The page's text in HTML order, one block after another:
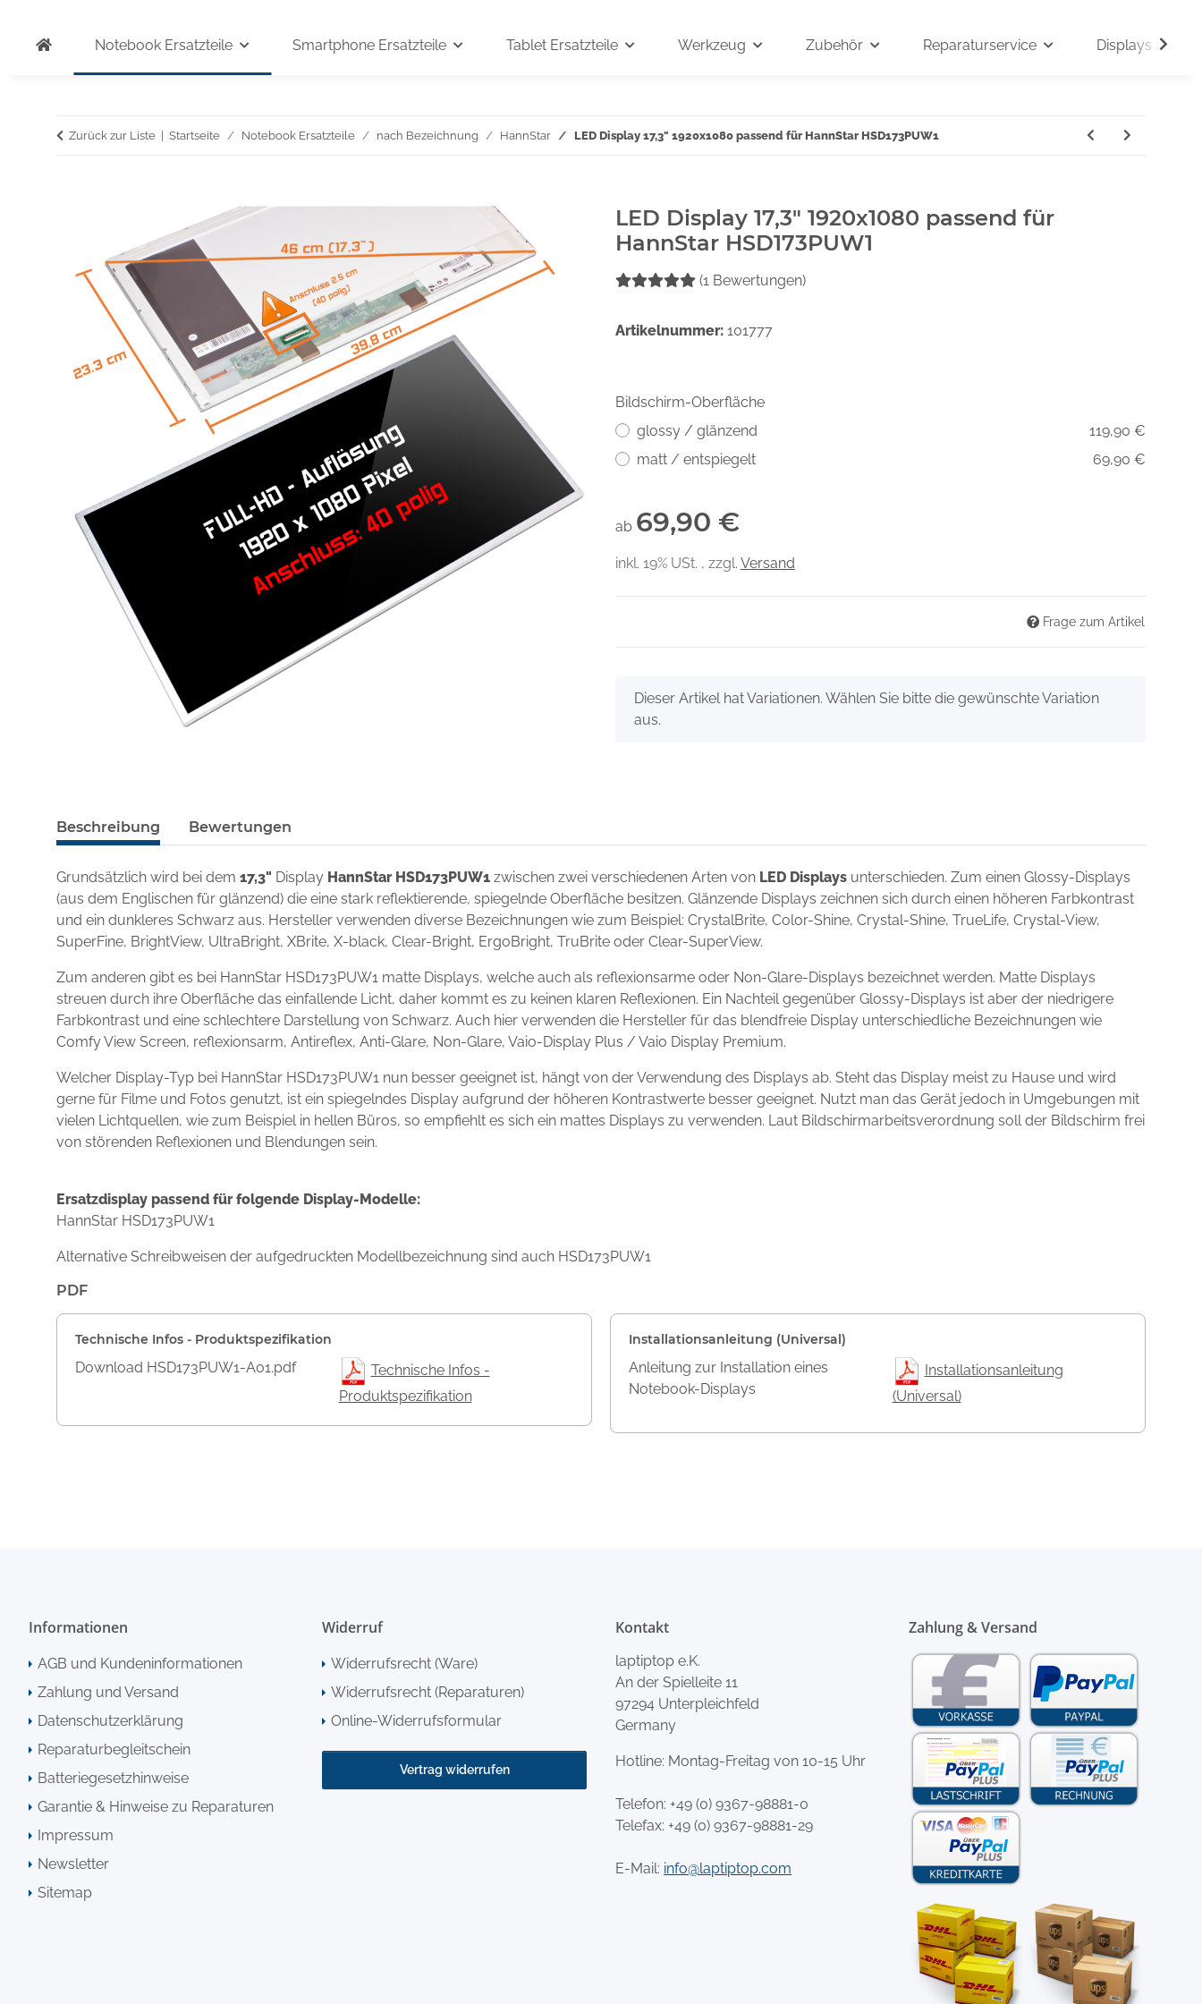
Notebook Ersatzteile Smartphone Ersatzteile Tablet Ersatzteile Werkzeug Zubehör Reparaturservice Displays auf
Zurück zur Liste Startseite Notebook Ersatzteile nach Bezeichnung HannStar LED Display 17,3" 1920x1080 passend für HannStar HSD173PUW1
LED Display 17,3" 1920x1080 passend für
HannStar HSD173PUW1
(1 Bewertungen)
Artikelnummer: 101777
Bildschirm-Oberfläche
glossy / glänzend
119,90 €
matt / entspiegelt
69,90 €
ab 69,90 €
inkl. 19% USt. , zzgl. Versand
Frage zum Artikel
xDieser Artikel hat Variationen. Wählen Sie bitte die gewünschte Variation
aus.
Beschreibung Bewertungen
Grundsätzlich wird bei dem 17,3" Display HannStar HSD173PUW1 zwischen zwei verschiedenen Arten von LED Displays unterschieden. Zum einen Glossy-Displays
(aus dem Englischen für glänzend) die eine stark reflektierende, spiegelnde Oberfläche besitzen. Glänzende Displays zeichnen sich durch einen höheren Farbkontrast
und ein dunkleres Schwarz aus. Hersteller verwenden diverse Bezeichnungen wie zum Beispiel: CrystalBrite, Color-Shine, Crystal-Shine, TrueLife, Crystal-View,
SuperFine, BrightView, UltraBright, XBrite, X-black, Clear-Bright, ErgoBright, TruBrite oder Clear-SuperView.
Zum anderen gibt es bei HannStar HSD173PUW1 matte Displays, welche auch als reflexionsarme oder Non-Glare-Displays bezeichnet werden. Matte Displays
streuen durch ihre Oberfläche das einfallende Licht, daher kommt es zu keinen klaren Reflexionen. Ein Nachteil gegenüber Glossy-Displays ist aber der niedrigere
Farbkontrast und eine schlechtere Darstellung von Schwarz. Auch hier verwenden die Hersteller für das blendfreie Display unterschiedliche Bezeichnungen wie
Comfy View Screen, reflexionsarm, Antireflex, Anti-Glare, Non-Glare, Vaio-Display Plus / Vaio Display Premium.
Welcher Display-Typ bei HannStar HSD173PUW1 nun besser geeignet ist, hängt von der Verwendung des Displays ab. Steht das Display meist zu Hause und wird
gerne für Filme und Fotos genutzt, ist ein spiegelndes Display aufgrund der höheren Kontrastwerte besser geeignet. Nutzt man das Gerät jedoch in Umgebungen mit
vielen Lichtquellen, wie zum Beispiel in hellen Büros, so empfiehlt es sich ein mattes Displays zu verwenden. Laut Bildschirmarbeitsverordnung soll der Bildschirm frei
von störenden Reflexionen und Blendungen sein.
Ersatzdisplay passend für folgende Display-Modelle:
HannStar HSD173PUW1
Alternative Schreibweisen der aufgedruckten Modellbezeichnung sind auch HSD173PUW1
PDF
Technische Infos - Produktspezifikation
Download HSD173PUW1-A01.pdf
Technische Infos -
Produktspezifikation
Installationsanleitung (Universal)
Anleitung zur Installation eines
Notebook-Displays
Installationsanleitung
(Universal)
Informationen
AGB und Kundeninformationen
Zahlung und Versand
Datenschutzerklärung
Reparaturbegleitschein
Batteriegesetzhinweise
Garantie & Hinweise zu Reparaturen
Impressum
Newsletter
Sitemap
Widerruf
Widerrufsrecht (Ware)
Widerrufsrecht (Reparaturen)
Online-Widerrufsformular
Vertrag widerrufen
Kontakt
laptiptop e.K.
An der Spielleite 11
97294 Unterpleichfeld
Germany
Hotline: Montag-Freitag von 10-15 Uhr
Telefon: +49 (0) 9367-98881-0
Telefax: +49 (0) 9367-98881-29
E-Mail: info@laptiptop.com
Zahlung & Versand